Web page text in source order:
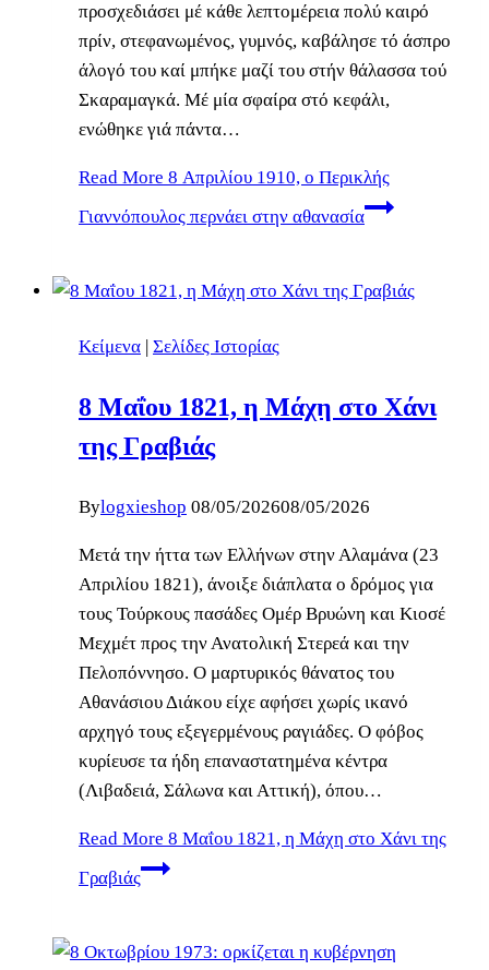
προσχεδιάσει μέ κάθε λεπτομέρεια πολύ καιρό
πρίν, στεφανωμένος, γυμνός, καβάλησε τό άσπρο
άλογό του καί μπήκε μαζί του στήν θάλασσα τού
Σκαραμαγκά. Μέ μία σφαίρα στό κεφάλι,
ενώθηκε γιά πάντα…
Read More 8 Απριλίου 1910, ο Περικλής
Γιαννόπουλος περνάει στην αθανασία
Κείμενα | Σελίδες Ιστορίας
8 Μαΐου 1821, η Μάχη στο Χάνι
της Γραβιάς
Bylogxieshop 08/05/202608/05/2026
Μετά την ήττα των Ελλήνων στην Αλαμάνα (23
Απριλίου 1821), άνοιξε διάπλατα ο δρόμος για
τους Τούρκους πασάδες Ομέρ Βρυώνη και Κιοσέ
Μεχμέτ προς την Ανατολική Στερεά και την
Πελοπόννησο. Ο μαρτυρικός θάνατος του
Αθανάσιου Διάκου είχε αφήσει χωρίς ικανό
αρχηγό τους εξεγερμένους ραγιάδες. Ο φόβος
κυρίευσε τα ήδη επαναστατημένα κέντρα
(Λιβαδειά, Σάλωνα και Αττική), όπου…
Read More 8 Μαΐου 1821, η Μάχη στο Χάνι της
Γραβιάς